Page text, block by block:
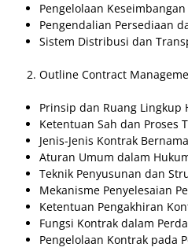
Pengelolaan
Pengendalian Persediaan
Sistem Distribusi dan
Outline Contract
Prinsip dan Ruang Lingkup
Ketentuan Sah dan Proses
Jenis-Jenis Kontrak Bernama
Aturan Umum dalam
Teknik Penyusunan dan
Mekanisme Penyelesaian
Ketentuan Pengakhiran
Fungsi Kontrak dalam
Pengelolaan Kontrak pada